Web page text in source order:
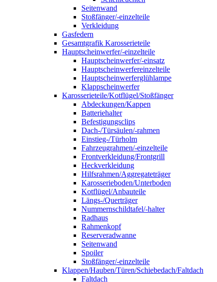
Seitenwand
Stoßfänger/-einzelteile
Verkleidung
Gasfedern
Gesamtgrafik Karosserieteile
Hauptscheinwerfer/-einzelteile
Hauptscheinwerfer/-einsatz
Hauptscheinwerfereinzelteile
Hauptscheinwerferglühlampe
Klappscheinwerfer
Karosserieteile/Kotflügel/Stoßfänger
Abdeckungen/Kappen
Batteriehalter
Befestigungsclips
Dach-/Türsäulen/-rahmen
Einstieg-/Türholm
Fahrzeugrahmen/-einzelteile
Frontverkleidung/Frontgrill
Heckverkleidung
Hilfsrahmen/Aggregateträger
Karosserieboden/Unterboden
Kotflügel/Anbauteile
Längs-/Querträger
Nummernschildtafel/-halter
Radhaus
Rahmenkopf
Reserveradwanne
Seitenwand
Spoiler
Stoßfänger/-einzelteile
Klappen/Hauben/Türen/Schiebedach/Faltdach
Faltdach